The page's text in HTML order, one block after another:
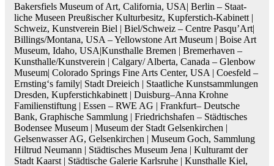
Bakers­fiels Museum of Art, California, USA| Berlin – Staat­
liche Museen Preußischer Kulturbesitz, Kupferstich-Kabinett |
Schweiz, Kunstverein Biel | Biel/Schweiz – Centre Pasqu’Art|
Billings/Montana, USA – ­Yellowstone Art Museum | Boise Art
Museum, Idaho, USA|Kunsthalle Bremen | Bremerhaven –
Kunsthalle/Kunstverein | Calgary/ Alberta, Canada – Glenbow
Museum| Colorado Springs Fine Arts Center, USA | Coesfeld –
­Ernsting‘s ­family| Stadt Dreieich | Staatliche Kunstsammlungen
Dresden, Kupferstichkabinett | Duisburg–Anna Krohne
Familienstiftung | Essen – RWE AG | Frankfurt– Deutsche
Bank, Graphische Sammlung | Friedrichshafen – Städtisches
Bodensee Museum | Museum der Stadt Gelsenkirchen |
Gelsenwasser AG, Gelsenkirchen | Museum Goch, Sammlung
Hiltrud Neumann | Städtisches Museum Jena | Kulturamt der
Stadt Kaarst | Städtische Galerie Karlsruhe | Kunsthalle Kiel,